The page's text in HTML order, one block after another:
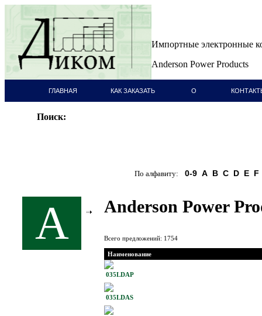
Импортные электронные
Anderson Power Products
ГЛАВНАЯ КАК ЗАКАЗАТЬ О
Поиск:
По алфавиту: 0-9 A B C D E F
A Anderson Power
Всего предложений: 1754
Наименование
035LDAP
035LDAS